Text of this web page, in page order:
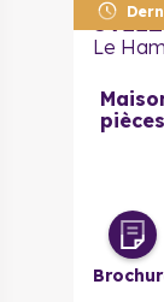
59112
pièces